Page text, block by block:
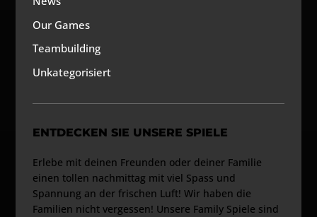
Our Games
Teambuilding
Unkategorisiert
ENTDECKEN SIE UNSERE SPIELE
Erlebe mit deinen Freunden oder deiner Familie
einen tollen nachmittag mit viel Spass und
Spannung an der frischen Luft! Wir haben die
Familien nicht vergessen! Unsere Family Spiele sind